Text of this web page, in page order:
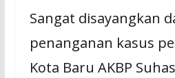
Sangat disayangkan
penanganan kasus
Kota Baru AKBP